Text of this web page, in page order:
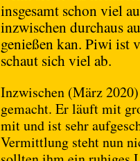
insgesamt schon viel
inzwischen durchaus
genießen kan. Piwi ist
schaut sich viel ab.
Inzwischen (März
gemacht. Er läuft mit
mit und ist sehr
Vermittlung steht nun